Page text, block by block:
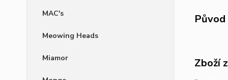
MAC's
Meowing Heads
Miamor Zboží